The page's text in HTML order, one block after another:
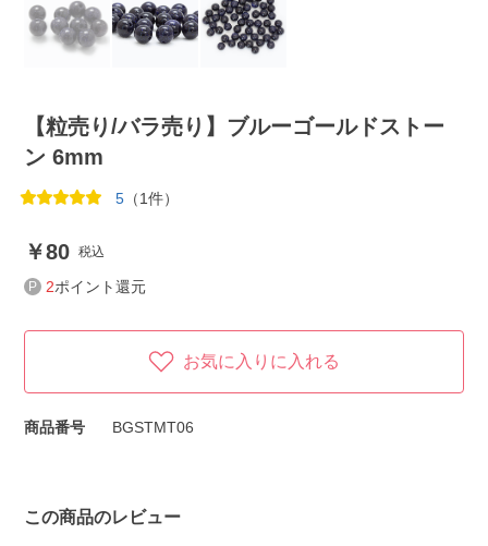
【粒売り/バラ売り】ブルーゴールドストー
ン 6mm
5 （1件）
80 税込
2ポイント還元
お気に入りに入れる
商品番号 BGSTMT06
この商品のレビュー